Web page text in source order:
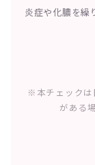
炎症や化膿を繰
※本チェックは
がある